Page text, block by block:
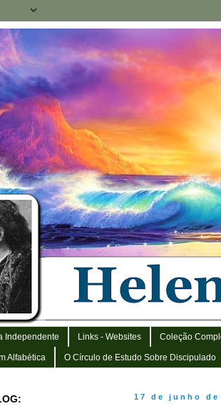
Independente Links - Websites Coleção
Alfabética O Círculo de Estudo Sobre Discipulado
17 de junho de